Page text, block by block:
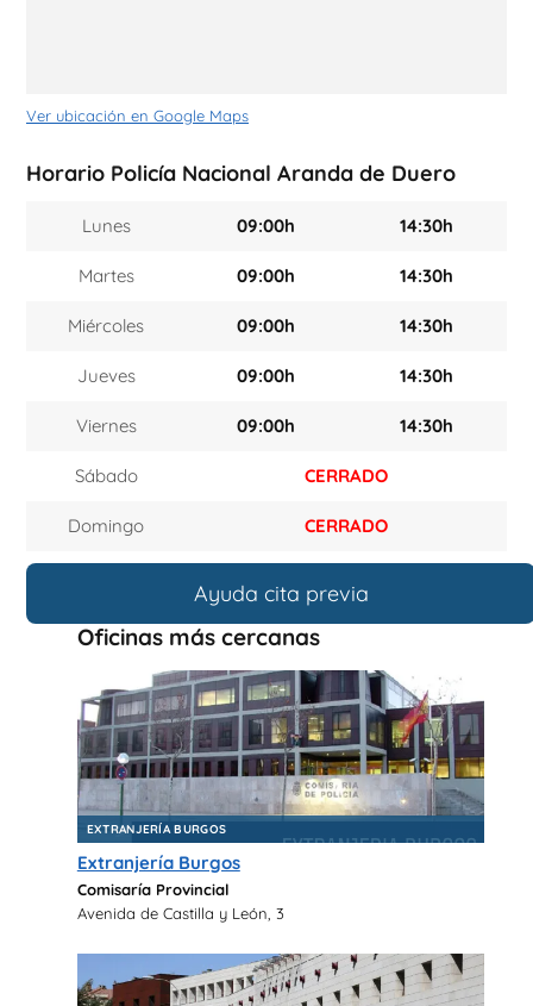
Ver ubicación en Google Maps
Horario Policía Nacional Aranda de Duero
Lunes 09:00h 14:30h
Martes 09:00h 14:30h
Miércoles 09:00h 14:30h
Jueves 09:00h 14:30h
Viernes 09:00h 14:30h
Sábado CERRADO
Domingo CERRADO
Ayuda cita previa
Oficinas más cercanas
EXTRANJERÍA BURGOS
Extranjería Burgos
Comisaría Provincial
Avenida de Castilla y León, 3